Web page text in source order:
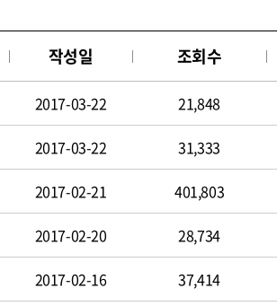
작성일 조회수
2017-03-22 21,848
2017-03-22 31,333
2017-02-21 401,803
2017-02-20 28,734
2017-02-16 37,414